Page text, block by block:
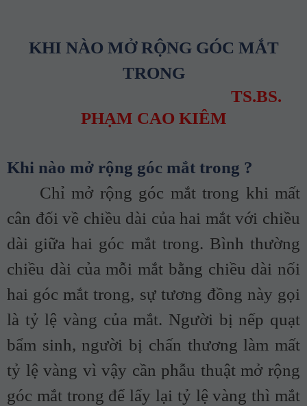
KHI NÀO MỞ RỘNG GÓC MẮT
TRONG
TS.BS.
PHẠM CAO KIÊM
Khi nào mở rộng góc mắt trong ?
Chỉ mở rộng góc mắt trong khi mất
cân đối về chiều dài của hai mắt với chiều
dài giữa hai góc mắt trong. Bình thường
chiều dài của mỗi mắt bằng chiều dài nối
hai góc mắt trong, sự tương đồng này gọi
là tỷ lệ vàng của mắt. Người bị nếp quạt
bẩm sinh, người bị chấn thương làm mất
tỷ lệ vàng vì vậy cần phẫu thuật mở rộng
góc mắt trong để lấy lại tỷ lệ vàng thì mắt